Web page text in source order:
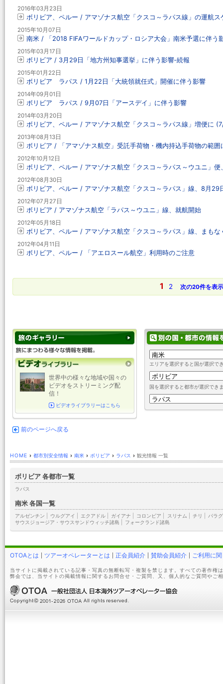
2016年03月23日
ボリビア、ペルー / アマゾナス航空「クスコ～ラパス線」の運航ス
2015年10月07日
南米 / 「2018 FIFAワールドカップ・ロシア大会」南米予選に伴う
2015年03月17日
ボリビア / 3月29日「地方州知事選挙」に伴う影響‐続報
2015年01月22日
ボリビア ラパス / 1月22日「大統領就任式」開催に伴う影響
2014年09月01日
ボリビア ラパス / 9月07日「アースデイ」に伴う影響
2014年03月20日
ボリビア、ペルー / アマゾナス航空「クスコ～ラパス線」増便に
2013年08月13日
ボリビア / 「アマゾナス航空」受託手荷物・機内持込手荷物の範囲
2012年10月12日
ボリビア、ペルー / アマゾナス航空「クスコ～ラパス～ウユニ」便
2012年08月30日
ボリビア、ペルー / アマゾナス航空「クスコ～ラパス」線、8月29
2012年07月27日
ボリビア / アマゾナス航空「ラパス～ウユニ」線、就航開始
2012年05月18日
ボリビア、ペルー / アマゾナス航空「クスコ～ラパス」線、まも
2012年04月11日
ボリビア、ペルー / 「アエロスール航空」利用時のご注意
1 2 次の20件を表示
エリアを選択すると国が選択で
国を選択すると都市が選択でき
世界中の様々な地域や国々の
ビデオをストリーミング配
信！
ビデオライブラリーはこちら
前のページへ戻る
HOME › 都市別安全情報 › 南米 › ボリビア › ラパス › 観光情報 一覧
ボリビア 各都市一覧
ラパス
南米 各国一覧
アルゼンチン ウルグアイ エクアドル ガイアナ コロンビア スリナム チリ
パラ
サウスジョージア・サウスサンドウィッチ諸島
フォークランド諸島
OTOAとは ツアーオペレーターとは 正会員紹介 賛助会員紹介 ご利用に
当サイトに掲載されている記事・写真の無断転写・複製を禁じます。すべての著作権
弊会では、当サイトの掲載情報に関するお問合せ・ご質問、又、個人的なご質問やご